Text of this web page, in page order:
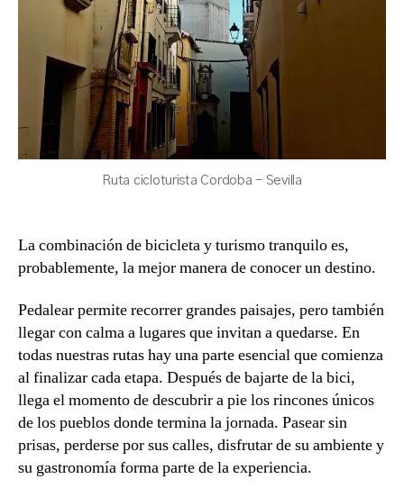
Ruta cicloturista Cordoba - Sevilla
La combinación de bicicleta y turismo tranquilo es,
probablemente, la mejor manera de conocer un destino.
Pedalear permite recorrer grandes paisajes, pero también
llegar con calma a lugares que invitan a quedarse. En
todas nuestras rutas hay una parte esencial que comienza
al finalizar cada etapa. Después de bajarte de la bici,
llega el momento de descubrir a pie los rincones únicos
de los pueblos donde termina la jornada. Pasear sin
prisas, perderse por sus calles, disfrutar de su ambiente y
su gastronomía forma parte de la experiencia.